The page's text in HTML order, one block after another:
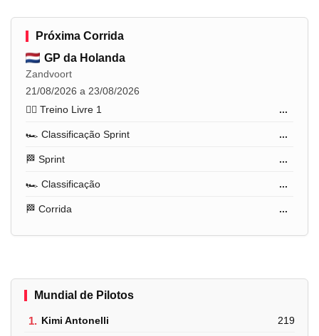
Próxima Corrida
GP da Holanda
Zandvoort
21/08/2026 a 23/08/2026
🏋️‍♂️ Treino Livre 1
...
🏎️ Classificação Sprint ...
🏁 Sprint ...
🏎️ Classificação ...
🏁 Corrida ...
Mundial de Pilotos
1. Kimi Antonelli 219